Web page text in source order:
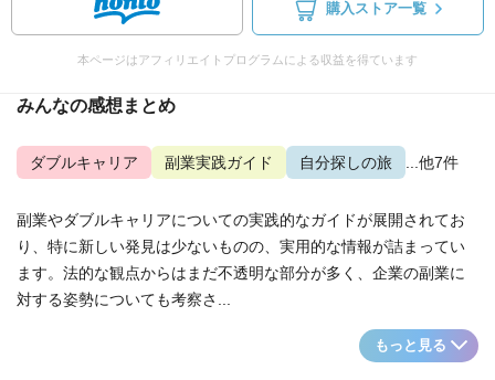
購入ストア一覧
本ページはアフィリエイトプログラムによる収益を得ています
みんなの感想まとめ
ダブルキャリア 副業実践ガイド 自分探しの旅 ...他7件
副業やダブルキャリアについての実践的なガイドが展開されてお
り、特に新しい発見は少ないものの、実用的な情報が詰まってい
ます。法的な観点からはまだ不透明な部分が多く、企業の副業に
対する姿勢についても考察さ...
もっと見る